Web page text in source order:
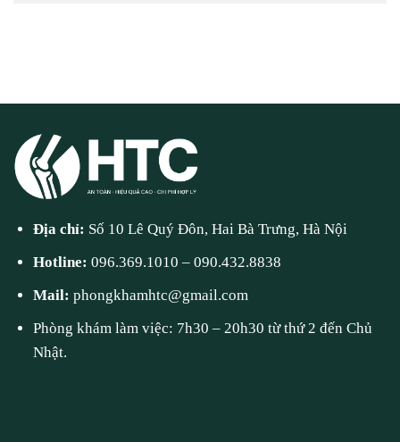
Địa chỉ: Số 10 Lê Quý Đôn, Hai Bà Trưng, Hà Nội
Hotline:096.369.1010 –090.432.8838
Mail:phongkhamhtc@gmail.com
Phòng khám làm việc: 7h30 – 20h30 từ thứ 2 đến Chủ
Nhật.